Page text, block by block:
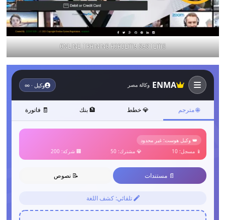
ONLINE TRAINING ACADEMY SYSTEMS